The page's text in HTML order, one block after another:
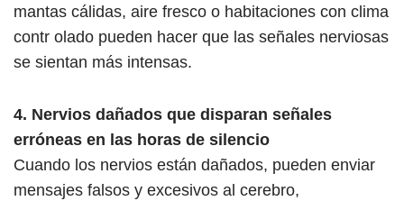
mantas cálidas, aire fresco o habitaciones con clima
contr olado pueden hacer que las señales nerviosas
se sientan más intensas.
4. Nervios dañados que disparan señales
erróneas en las horas de silencio
Cuando los nervios están dañados, pueden enviar
mensajes falsos y excesivos al cerebro,